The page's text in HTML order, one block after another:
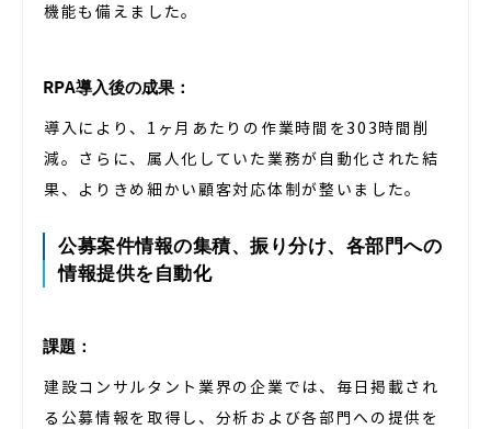
機能も備えました。
RPA導入後の成果：
導入により、1ヶ月あたりの作業時間を303時間削
減。さらに、属人化していた業務が自動化された結
果、よりきめ細かい顧客対応体制が整いました。
公募案件情報の集積、振り分け、各部門への
情報提供を自動化
課題：
建設コンサルタント業界の企業では、毎日掲載され
る公募情報を取得し、分析および各部門への提供を